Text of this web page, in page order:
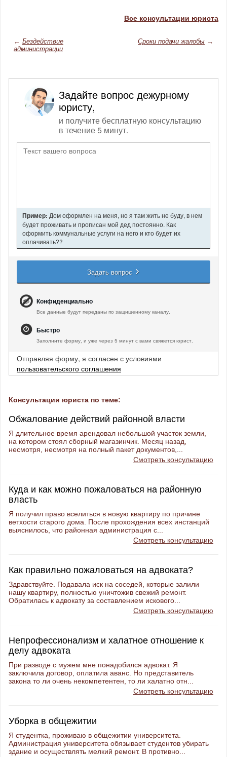
Все консультации юриста
← Бездействие
администрации
Сроки подачи жалобы →
Задайте вопрос дежурному
юристу,
и получите бесплатную консультацию
в течение 5 минут.
Пример: Дом оформлен на меня, но я там жить не буду, в нем
будет проживать и прописан мой дед постоянно. Как
оформить коммунальные услуги на него и кто будет их
оплачивать??
Задать вопрос
Конфиденциально
Все данные будут переданы по защищенному каналу.
Быстро
Заполните форму, и уже через 5 минут с вами свяжется юрист.
Отправляя форму, я согласен с условиями
пользовательского соглашения
Консультации юриста по теме:
Обжалование действий районной власти
Я длительное время арендовал небольшой участок земли,
на котором стоял сборный магазинчик. Месяц назад,
несмотря, несмотря на полный пакет документов,...
Смотреть консультацию
Куда и как можно пожаловаться на районную
власть
Я получил право вселиться в новую квартиру по причине
ветхости старого дома. После прохождения всех инстанций
выяснилось, что районная администрация с...
Смотреть консультацию
Как правильно пожаловаться на адвоката?
Здравствуйте. Подавала иск на соседей, которые залили
нашу квартиру, полностью уничтожив свежий ремонт.
Обратилась к адвокату за составлением искового...
Смотреть консультацию
Непрофессионализм и халатное отношение к
делу адвоката
При разводе с мужем мне понадобился адвокат. Я
заключила договор, оплатила аванс. Но представитель
закона то ли очень некомпетентен, то ли халатно отн...
Смотреть консультацию
Уборка в общежитии
Я студентка, проживаю в общежитии университета.
Администрация университета обязывает студентов убирать
здание и осуществлять мелкий ремонт. В противно...